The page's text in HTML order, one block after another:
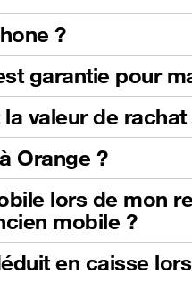
?
garantie pour
valeur de
Orange ?
lors de mon
mobile ?
en caisse